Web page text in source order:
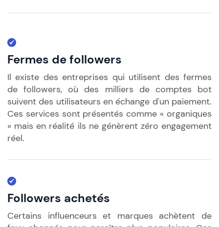
Fermes de followers
Il existe des entreprises qui utilisent des fermes
de followers, où des milliers de comptes bot
suivent des utilisateurs en échange d'un paiement.
Ces services sont présentés comme « organiques
» mais en réalité ils ne génèrent zéro engagement
réel.
Followers achetés
Certains influenceurs et marques achètent de